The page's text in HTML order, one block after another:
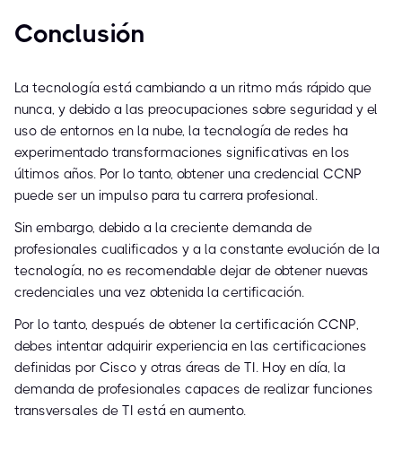
Conclusión
La tecnología está cambiando a un ritmo más rápido que
nunca, y debido a las preocupaciones sobre seguridad y el
uso de entornos en la nube, la tecnología de redes ha
experimentado transformaciones significativas en los
últimos años. Por lo tanto, obtener una credencial CCNP
puede ser un impulso para tu carrera profesional.
Sin embargo, debido a la creciente demanda de
profesionales cualificados y a la constante evolución de la
tecnología, no es recomendable dejar de obtener nuevas
credenciales una vez obtenida la certificación.
Por lo tanto, después de obtener la certificación CCNP,
debes intentar adquirir experiencia en las certificaciones
definidas por Cisco y otras áreas de TI. Hoy en día, la
demanda de profesionales capaces de realizar funciones
transversales de TI está en aumento.